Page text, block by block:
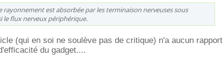
rayonnement est absorbée par les terminaison nerveuses sous
le flux nerveux périphérique.
(qui en soi ne soulève pas de critique) n'a aucun rapport
du gadget....